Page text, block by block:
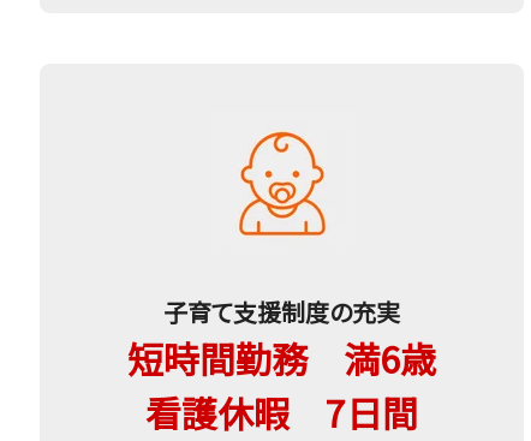
子育て支援制度の充実
短時間勤務 満6歳
看護休暇 7日間